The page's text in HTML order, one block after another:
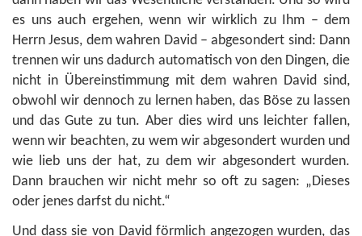
es uns auch ergehen, wenn wir wirklich zu Ihm – dem
Herrn Jesus, dem wahren David – abgesondert sind: Dann
trennen wir uns dadurch automatisch von den Dingen, die
nicht in Übereinstimmung mit dem wahren David sind,
obwohl wir dennoch zu lernen haben, das Böse zu lassen
und das Gute zu tun. Aber dies wird uns leichter fallen,
wenn wir beachten, zu wem wir abgesondert wurden und
wie lieb uns der hat, zu dem wir abgesondert wurden.
Dann brauchen wir nicht mehr so oft zu sagen: „Dieses
oder jenes darfst du nicht.“
Und dass sie von David förmlich angezogen wurden, das